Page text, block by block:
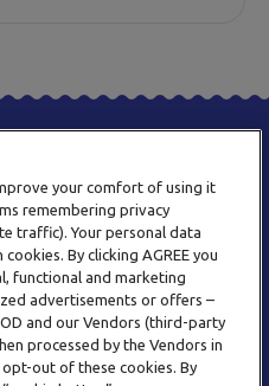
92
your comfort of using it
remembering privacy
traffic). Your personal data
By clicking AGREE you
functional and marketing
advertisements or offers –
and our Vendors (third-party
processed by the Vendors in
out of these cookies. By